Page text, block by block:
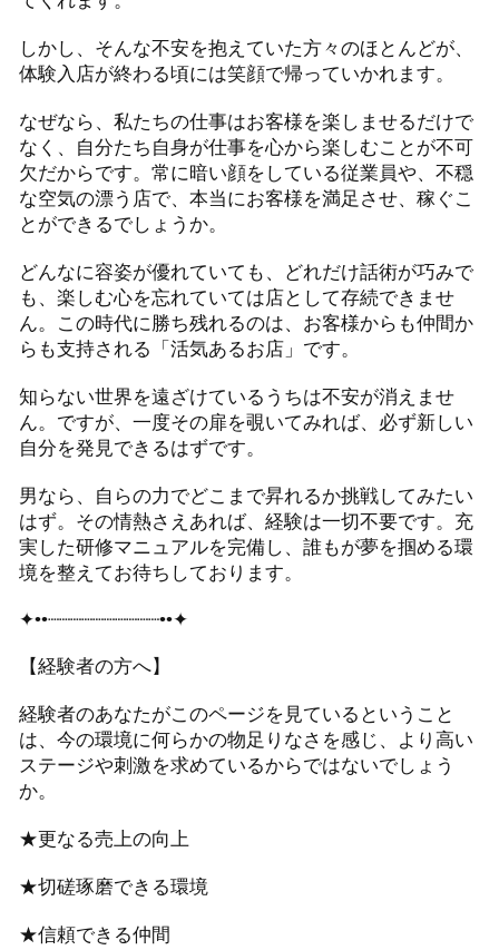
しかし、そんな不安を抱えていた方々のほとんどが、
体験入店が終わる頃には笑顔で帰っていかれます。
なぜなら、私たちの仕事はお客様を楽しませるだけで
なく、自分たち自身が仕事を心から楽しむことが不可
欠だからです。常に暗い顔をしている従業員や、不穏
な空気の漂う店で、本当にお客様を満足させ、稼ぐこ
とができるでしょうか。
どんなに容姿が優れていても、どれだけ話術が巧みで
も、楽しむ心を忘れていては店として存続できませ
ん。この時代に勝ち残れるのは、お客様からも仲間か
らも支持される「活気あるお店」です。
知らない世界を遠ざけているうちは不安が消えませ
ん。ですが、一度その扉を覗いてみれば、必ず新しい
自分を発見できるはずです。
男なら、自らの力でどこまで昇れるか挑戦してみたい
はず。その情熱さえあれば、経験は一切不要です。充
実した研修マニュアルを完備し、誰もが夢を掴める環
境を整えてお待ちしております。
✦••┈┈┈┈┈┈┈┈┈┈••✦
【経験者の方へ】
経験者のあなたがこのページを見ているということ
は、今の環境に何らかの物足りなさを感じ、より高い
ステージや刺激を求めているからではないでしょう
か。
★更なる売上の向上
★切磋琢磨できる環境
★信頼できる仲間